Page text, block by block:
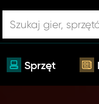
Sprzęt